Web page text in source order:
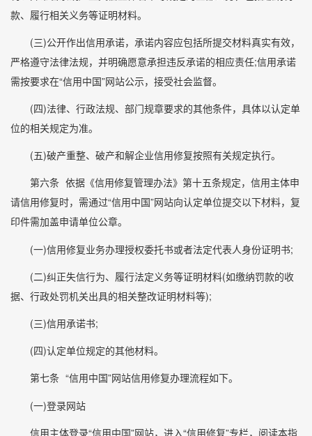
款、履行相关义务等证明材料。
(三)公开作出信用承诺，承诺内容应包括所提交材料真实有效，
严格遵守法律法规，并明确愿意承担违反承诺的相应责任;信用承诺
需按要求在“信用中国”网站公示，接受社会监督。
(四)法律、行政法规、部门规章要求的其他条件，具体以认定单
位的相关规定为准。
(五)破产重整、破产和解企业信用修复按照有关规定执行。
第六条 依据《信用修复管理办法》第十五条规定，信用主体申
请信用修复时，需通过“信用中国”网站向认定单位提交以下材料，复
印件需加盖申请单位公章。
(一)信用修复业务办理授权委托书或者法定代表人身份证明书;
(二)纠正失信行为、履行法定义务等证明材料(如缴纳罚款的收
据、行政处罚机关出具的相关整改证明材料等);
(三)信用承诺书;
(四)认定单位规定的其他材料。
第七条 “信用中国”网站信用修复办理流程如下。
(一)登录网站
信用主体登录“信用中国”网站，进入“信用修复”专栏，阅读本指